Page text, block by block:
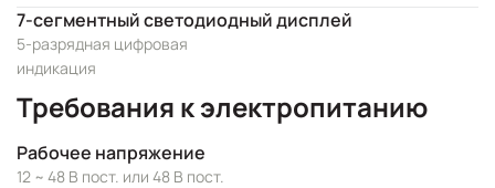
7-сегментный светодиодный дисплей
5-разрядная цифровая
индикация
Требования к электропитанию
Рабочее напряжение
12 ~ 48 В пост. или 48 В пост.